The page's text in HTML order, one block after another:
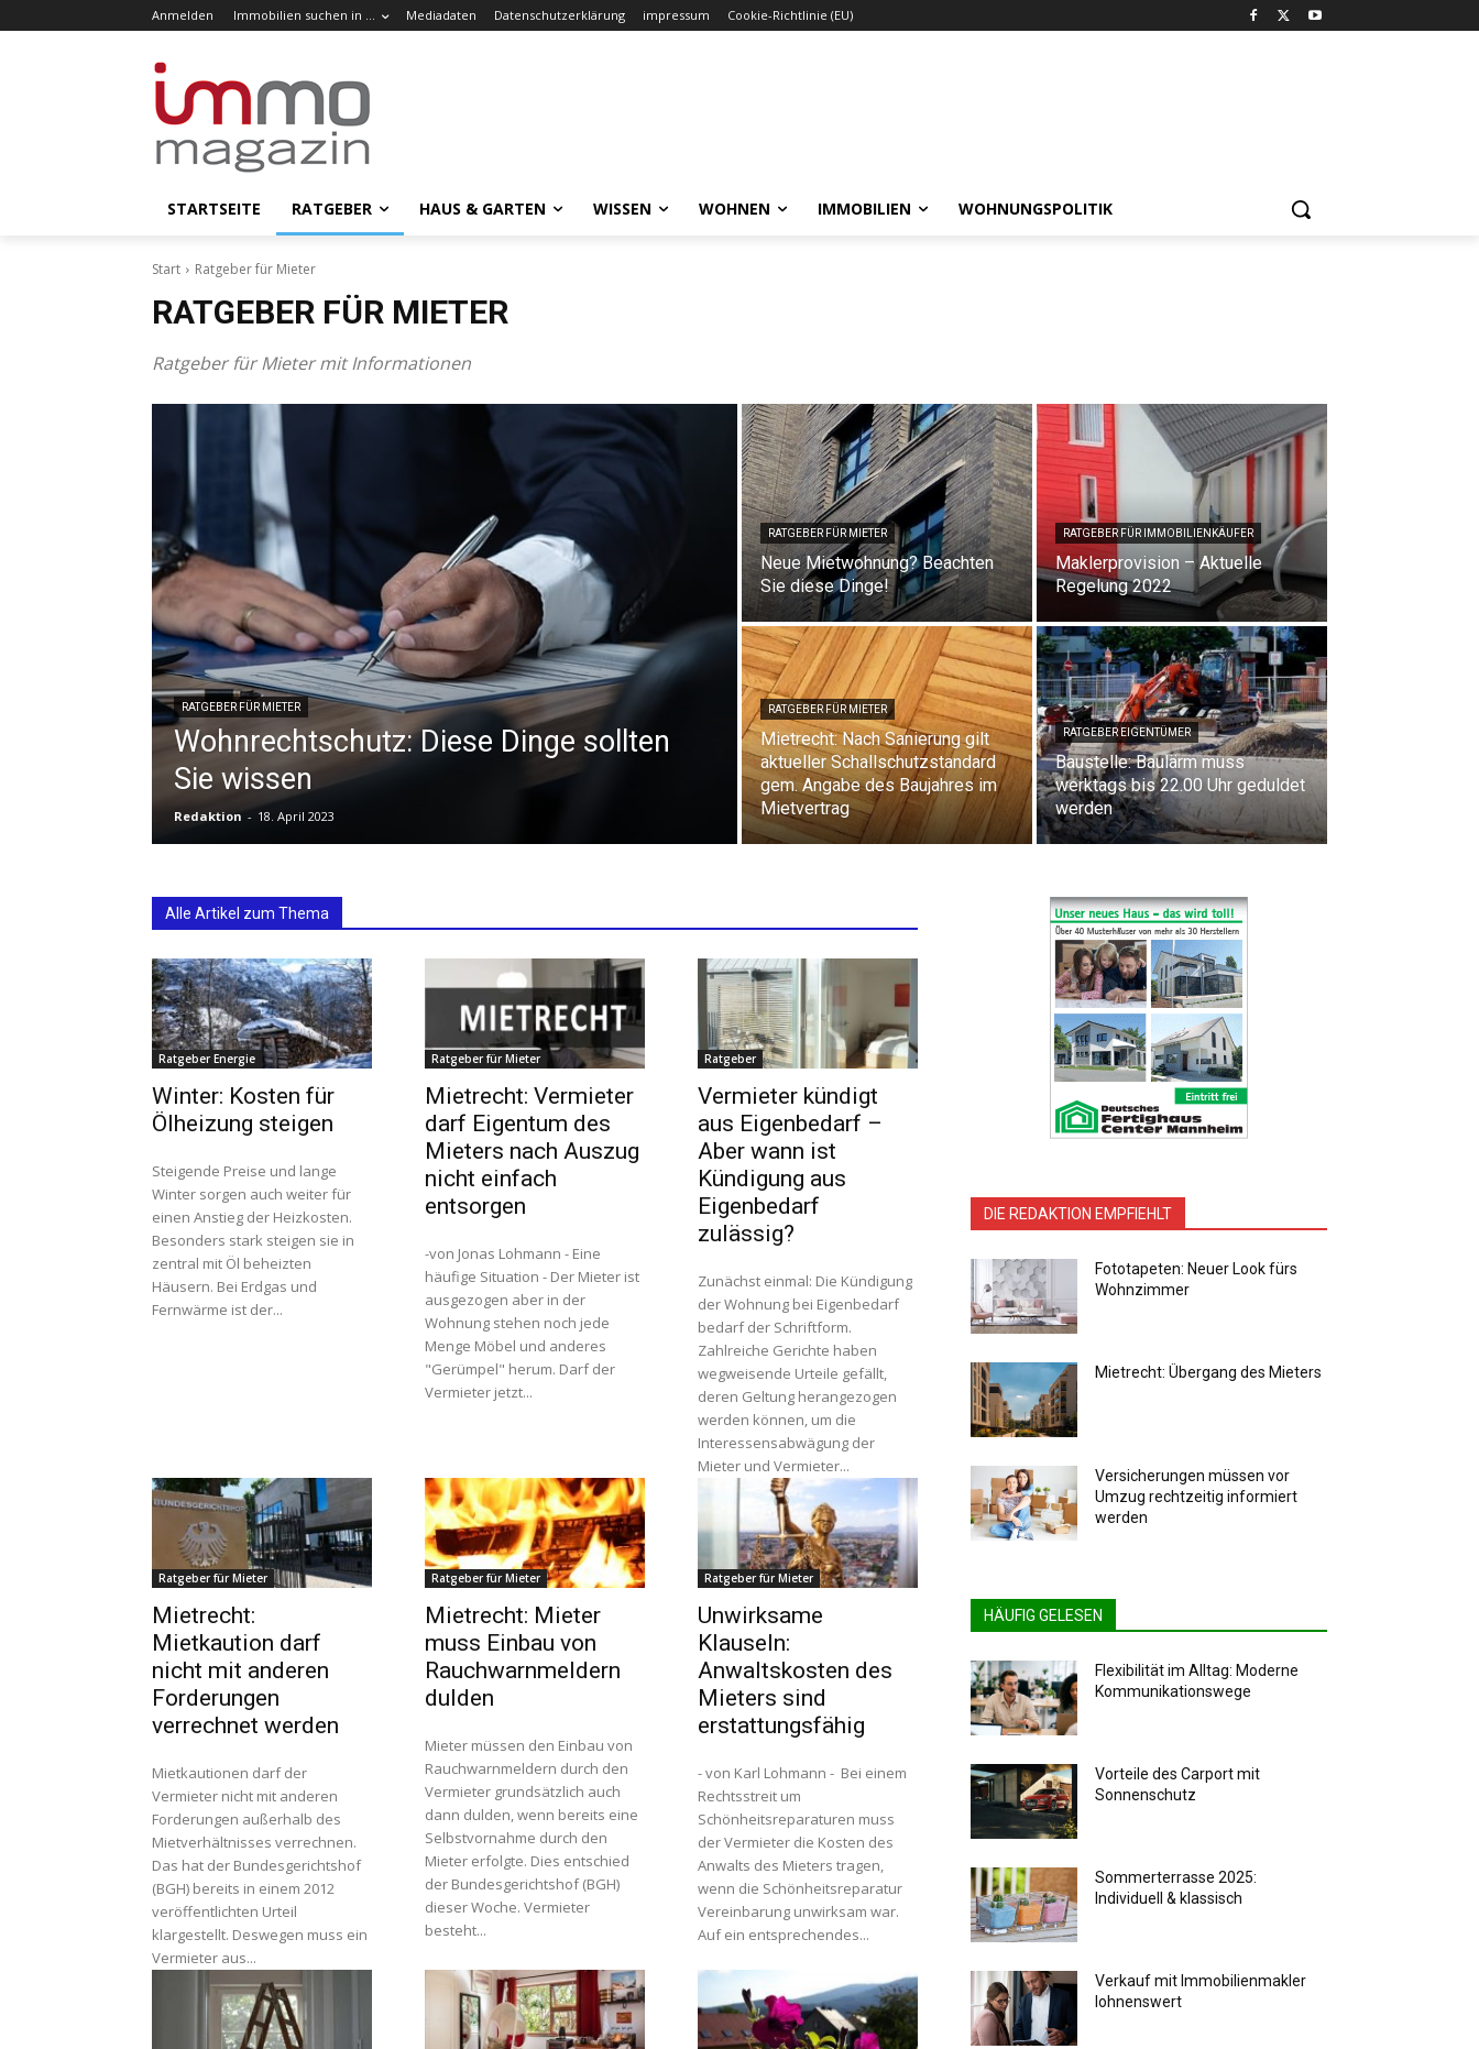
Anmelden Immobilien suchen in … Mediadaten Datenschutzerklärung impressum Cookie-Richtlinie (EU)
STARTSEITE RATGEBER HAUS & GARTEN WISSEN WOHNEN IMMOBILIEN WOHNUNGSPOLITIK
Start Ratgeber für Mieter
RATGEBER FÜR MIETER
Ratgeber für Mieter mit Informationen
RATGEBER FÜR MIETER
Wohnrechtschutz: Diese Dinge sollten
Sie wissen
Redaktion - 18. April 2023
RATGEBER FÜR MIETER
Neue Mietwohnung? Beachten
Sie diese Dinge!
RATGEBER FÜR IMMOBILIENKÄUFER
Maklerprovision – Aktuelle
Regelung 2022
RATGEBER FÜR MIETER
Mietrecht: Nach Sanierung gilt
aktueller Schallschutzstandard
gem. Angabe des Baujahres im
Mietvertrag
RATGEBER EIGENTÜMER
Baustelle: Baulärm muss
werktags bis 22.00 Uhr geduldet
werden
Alle Artikel zum Thema
Ratgeber Energie
Winter: Kosten für
Ölheizung steigen
Steigende Preise und lange
Winter sorgen auch weiter für
einen Anstieg der Heizkosten.
Besonders stark steigen sie in
zentral mit Öl beheizten
Häusern. Bei Erdgas und
Fernwärme ist der...
Ratgeber für Mieter
Mietrecht: Vermieter
darf Eigentum des
Mieters nach Auszug
nicht einfach
entsorgen
-von Jonas Lohmann - Eine
häufige Situation - Der Mieter ist
ausgezogen aber in der
Wohnung stehen noch jede
Menge Möbel und anderes
"Gerümpel" herum. Darf der
Vermieter jetzt...
Ratgeber
Vermieter kündigt
aus Eigenbedarf –
Aber wann ist
Kündigung aus
Eigenbedarf
zulässig?
Zunächst einmal: Die Kündigung
der Wohnung bei Eigenbedarf
bedarf der Schriftform.
Zahlreiche Gerichte haben
wegweisende Urteile gefällt,
deren Geltung herangezogen
werden können, um die
Interessensabwägung der
Mieter und Vermieter...
Ratgeber für Mieter
Mietrecht:
Mietkaution darf
nicht mit anderen
Forderungen
verrechnet werden
Mietkautionen darf der
Vermieter nicht mit anderen
Forderungen außerhalb des
Mietverhältnisses verrechnen.
Das hat der Bundesgerichtshof
(BGH) bereits in einem 2012
veröffentlichten Urteil
klargestellt. Deswegen muss ein
Vermieter aus...
Ratgeber für Mieter
Mietrecht: Mieter
muss Einbau von
Rauchwarnmeldern
dulden
Mieter müssen den Einbau von
Rauchwarnmeldern durch den
Vermieter grundsätzlich auch
dann dulden, wenn bereits eine
Selbstvornahme durch den
Mieter erfolgte. Dies entschied
der Bundesgerichtshof (BGH)
dieser Woche. Vermieter
besteht...
Ratgeber für Mieter
Unwirksame
Klauseln:
Anwaltskosten des
Mieters sind
erstattungsfähig
- von Karl Lohmann - Bei einem
Rechtsstreit um
Schönheitsreparaturen muss
der Vermieter die Kosten des
Anwalts des Mieters tragen,
wenn die Schönheitsreparatur
Vereinbarung unwirksam war.
Auf ein entsprechendes...
DIE REDAKTION EMPFIEHLT
Fototapeten: Neuer Look fürs
Wohnzimmer
Mietrecht: Übergang des Mieters
Versicherungen müssen vor
Umzug rechtzeitig informiert
werden
HÄUFIG GELESEN
Flexibilität im Alltag: Moderne
Kommunikationswege
Vorteile des Carport mit
Sonnenschutz
Sommerterrasse 2025:
Individuell & klassisch
Verkauf mit Immobilienmakler
lohnenswert